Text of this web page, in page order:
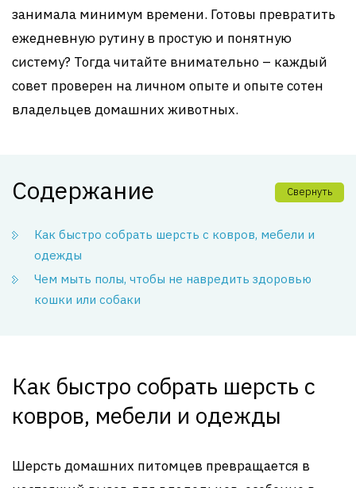
занимала минимум времени. Готовы превратить
ежедневную рутину в простую и понятную
систему? Тогда читайте внимательно – каждый
совет проверен на личном опыте и опыте сотен
владельцев домашних животных.
Содержание Свернуть
Как быстро собрать шерсть с ковров, мебели и
одежды
Чем мыть полы, чтобы не навредить здоровью
кошки или собаки
Как быстро собрать шерсть с
ковров, мебели и одежды
Шерсть домашних питомцев превращается в